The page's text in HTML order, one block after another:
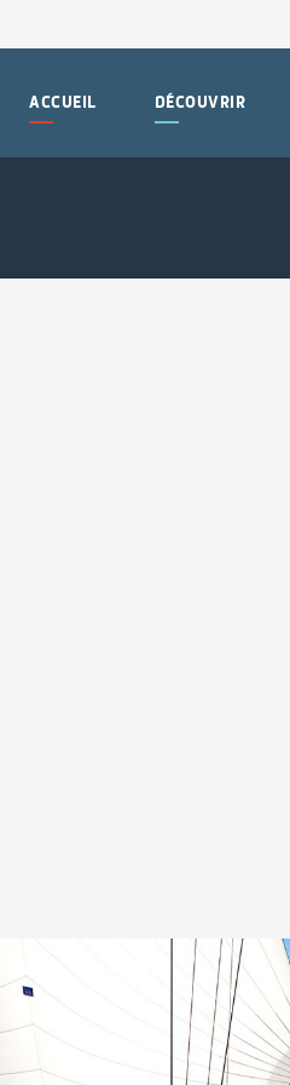
ACCUEIL DÉCOUVRIR